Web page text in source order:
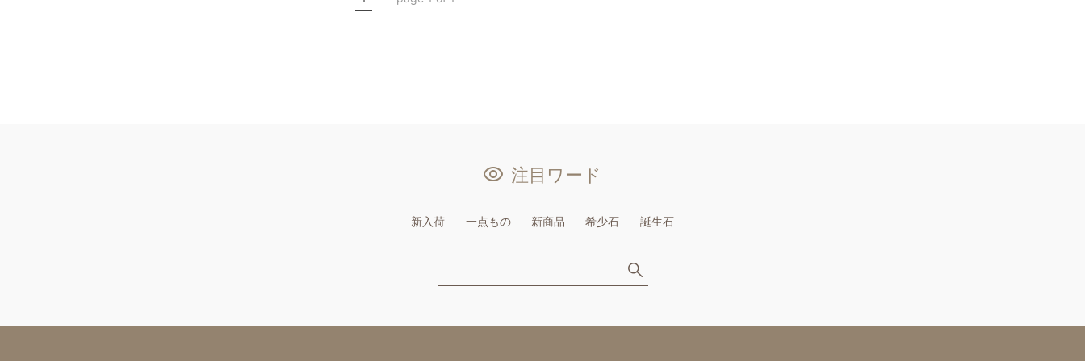
注目ワード
新入荷 一点もの 新商品 希少石 誕生石